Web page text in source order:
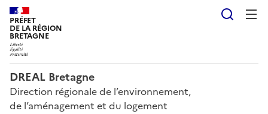
PRÉFET
DE LA RÉGION
BRETAGNE
DREAL Bretagne
Direction régionale de l’environnement,
de l’aménagement et du logement